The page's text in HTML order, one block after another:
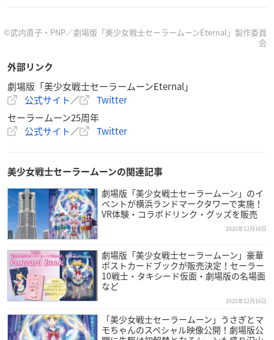
ひチェックしてみてくださいね。
s://t.co/9dWtWbvKPl
— セーラームーン30th公式 (@sailormoon30th_)
r 21, 2020
作品概要
劇場版「美少女戦士セーラームーンEternal」
【公開日】
前編：2021年1月8日(金)
後編：2021年2月11日(木)
原作・総監修：武内直子「美少女戦士
セーラームーン」（講談社刊）
©武内直子・PNP／劇場版「美少女戦士セーラームーンEternal」製作委員
会
外部リンク
劇場版「美少女戦士セーラームーンEternal」
公式サイト／
Twitter
セーラームーン25周年
公式サイト／ Twitter
美少女戦士セーラームーンの関連記事
劇場版「美少女戦士セーラームーン」のイ
ベントが横浜ランドマークタワーで実施！
VR体験・コラボドリンク・グッズを販売
2020年12月16日
劇場版「美少女戦士セーラームーン」豪華
ポストカードブックが販売決定！セーラー
10戦士・タキシード仮面・劇場版の名場面
など
2020年12月16日
「美少女戦士セーラームーン」うさぎとマ
モちゃんのスペシャル映像公開！劇場版公